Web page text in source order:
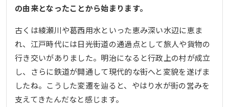
の由来となったことから始まります。
古くは綾瀬川や葛西用水といった恵み深い水辺に恵ま
れ、江戸時代には日光街道の通過点として旅人や貨物の
行き交いがありました。明治になると行政上の村が成立
し、さらに鉄道が開通して現代的な街へと変貌を遂げま
したね。こうした変遷を辿ると、やはり水が街の営みを
支えてきたんだなと感じます。